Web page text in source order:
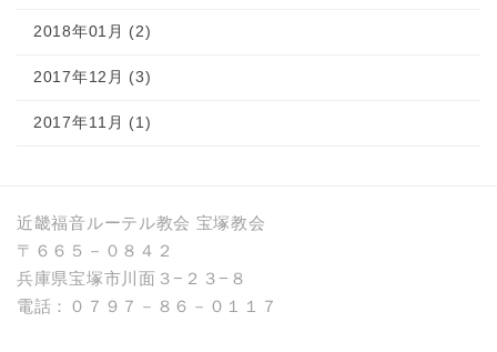
2018年01月 (2)
2017年12月 (3)
2017年11月 (1)
近畿福音ルーテル教会 宝塚教会
〒６６５－０８４２
兵庫県宝塚市川面３−２３−８
電話：０７９７－８６－０１１７